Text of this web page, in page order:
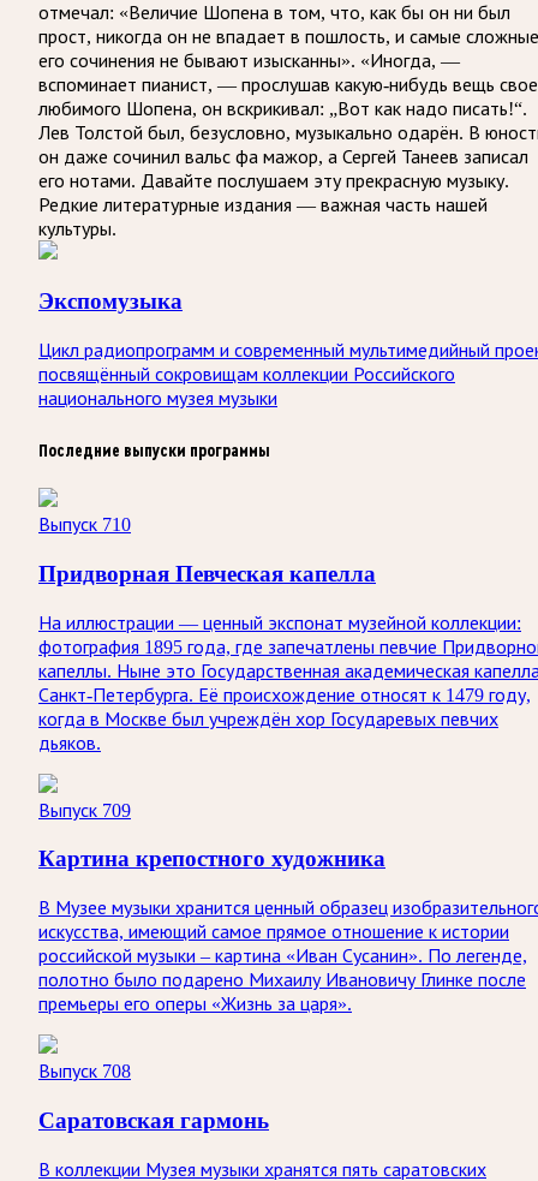
отмечал: «Величие Шопена в том, что, как бы он ни был
прост, никогда он не впадает в пошлость, и самые сложные
его сочинения не бывают изысканны». «Иногда, —
вспоминает пианист, — прослушав какую-нибудь вещь
любимого Шопена, он вскрикивал: „Вот как надо писать!“.
Лев Толстой был, безусловно, музыкально одарён. В
он даже сочинил вальс фа мажор, а Сергей Танеев записал
его нотами. Давайте послушаем эту прекрасную музыку.
Редкие литературные издания — важная часть нашей
культуры.
Экспомузыка
Цикл радиопрограмм и современный мультимедийный
посвящённый сокровищам коллекции Российского
национального музея музыки
Последние выпуски программы
Выпуск 710
Придворная Певческая капелла
На иллюстрации — ценный экспонат музейной коллекции:
фотография 1895 года, где запечатлены певчие
капеллы. Ныне это Государственная академическая
Санкт‑Петербурга. Её происхождение относят к 1479 году,
когда в Москве был учреждён хор Государевых певчих
дьяков.
Выпуск 709
Картина крепостного художника
В Музее музыки хранится ценный образец
искусства, имеющий самое прямое отношение к истории
российской музыки – картина «Иван Сусанин». По легенде,
полотно было подарено Михаилу Ивановичу Глинке после
премьеры его оперы «Жизнь за царя».
Выпуск 708
Саратовская гармонь
В коллекции Музея музыки хранятся пять саратовских